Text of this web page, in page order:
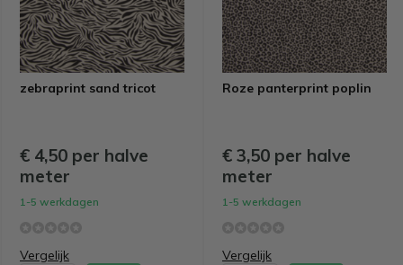
zebraprint sand tricot
€ 4,50 per halve
meter
1-5 werkdagen
Vergelijk
Roze panterprint poplin
€ 3,50 per halve
meter
1-5 werkdagen
Vergelijk